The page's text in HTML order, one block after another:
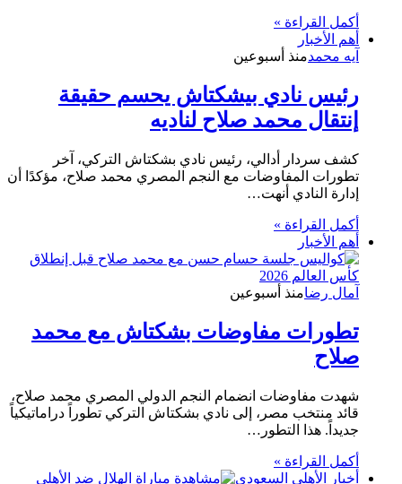
أكمل القراءة »
أهم الأخبار
آيه محمدمنذ أسبوعين
رئيس نادي بيشكتاش يحسم حقيقة
إنتقال محمد صلاح لناديه
كشف سردار أدالي، رئيس نادي بشكتاش التركي، آخر
تطورات المفاوضات مع النجم المصري محمد صلاح، مؤكدًا أن
إدارة النادي أنهت…
أكمل القراءة »
أهم الأخبار
آمال رضامنذ أسبوعين
تطورات مفاوضات بشكتاش مع محمد
صلاح
شهدت مفاوضات انضمام النجم الدولي المصري محمد صلاح،
قائد منتخب مصر، إلى نادي بشكتاش التركي تطوراً دراماتيكياً
جديداً. هذا التطور…
أكمل القراءة »
أخبار الأهلي السعودي